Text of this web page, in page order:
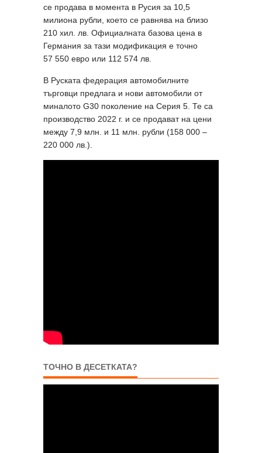
се продава в момента в Русия за 10,5
милиона рубли, което се равнява на близо
210 хил. лв. Официалната базова цена в
Германия за тази модификация е точно
57 550 евро или 112 574 лв.
В Руската федерация автомобилните
търговци предлага и нови автомобили от
миналото G30 поколение на Серия 5. Те са
производство 2022 г. и се продават на цени
между 7,9 млн. и 11 млн. рубли (158 000 –
220 000 лв.).
ТОЧНО В ДЕСЕТКАТА?